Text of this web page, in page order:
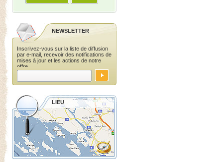
NEWSLETTER
Inscrivez-vous sur la liste de diffusion
par e-mail, recevoir des notifications de
mises à jour et les actions de notre
offre.
LIEU